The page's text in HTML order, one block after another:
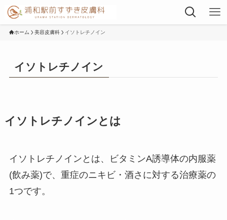
ホーム 美容皮膚科 イソトレチノイン
イソトレチノイン
イソトレチノインとは
イソトレチノインとは、ビタミンA誘導体の内服薬
(飲み薬)で、重症のニキビ・酒さに対する治療薬の
1つです。